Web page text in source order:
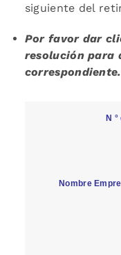
siguiente del
Por favor dar
resolución para
correspondiente.
N
Nombre